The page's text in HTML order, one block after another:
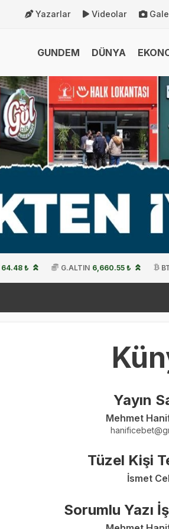
Yazarlar Videolar
GUNDEM DÜNYA
64.48 ₺ G.ALTIN 6,660.55 ₺
Yayın
Mehmet
Tüzel Kişi
İsmet
Sorumlu Yazı